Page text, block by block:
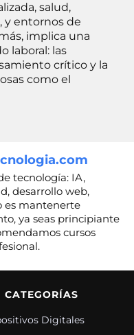
salud,
y entornos de
implica una
laboral: las
crítico y la
como el
tecnología: IA,
desarrollo web,
es mantenerte
ya seas principiante
cursos
CATEGORÍAS
Digitales